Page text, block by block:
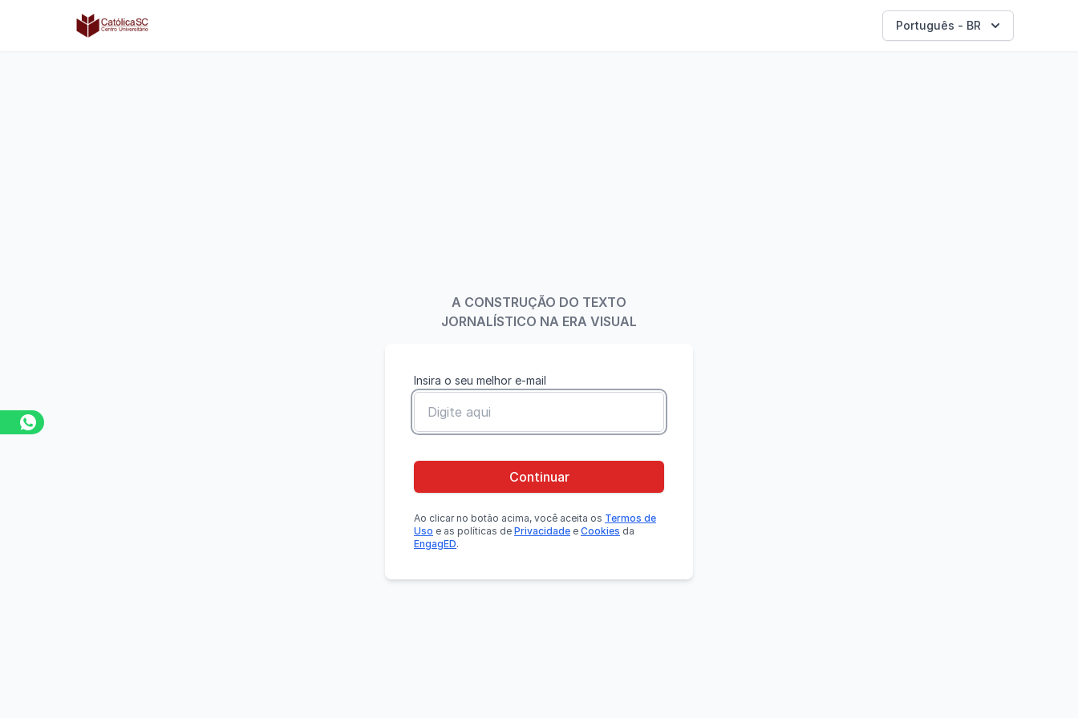
Católica SC | Experts Português - BR
A CONSTRUÇÃO DO TEXTO
JORNALÍSTICO NA ERA VISUAL
Insira o seu melhor e-mail
Continuar
Ao clicar no botão acima, você aceita os Termos de
Uso e as políticas de Privacidade e Cookies da
EngagED.